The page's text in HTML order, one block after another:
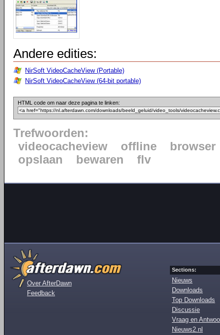
Andere edities:
NirSoft VideoCacheView (Portable)
NirSoft VideoCacheView (64-bit portable)
HTML code om naar deze pagina te linken:
Trefwoorden:
videocacheview
offline
browser
opslaan
bewaren flv
Over AfterDawn
Feedback
Sections:
Nieuws
Downloads
Top Downloads
Discussie
Vraag en
Nieuws2.nl